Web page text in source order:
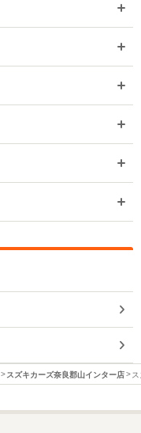
スズキカーズ奈良郡山インター店